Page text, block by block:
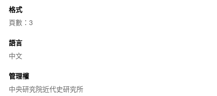
格式
頁數：3
語言
中文
管理權
中央研究院近代史研究所